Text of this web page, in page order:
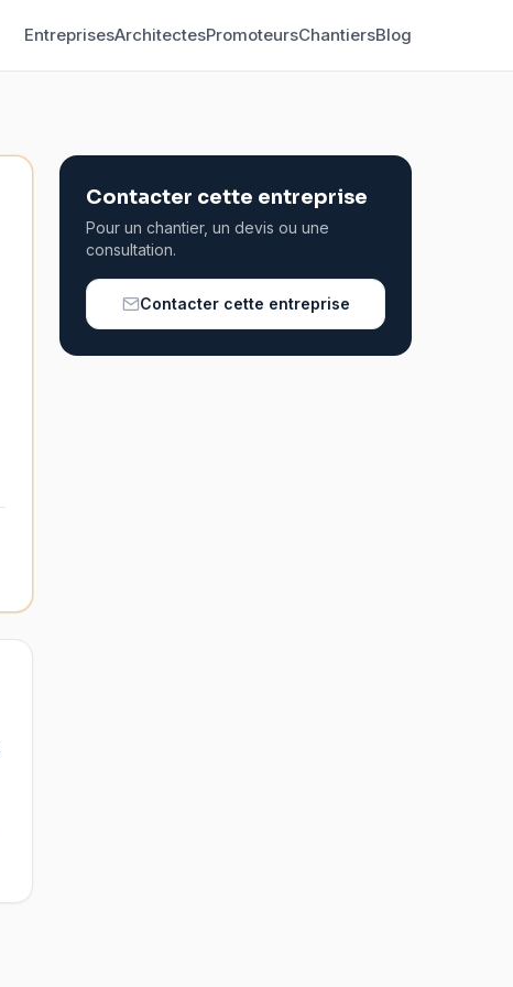
EntreprisesArchitectesPromoteursChantiersBlog
Contacter cette entreprise
Pour un chantier, un devis ou une
consultation.
Contacter cette entreprise